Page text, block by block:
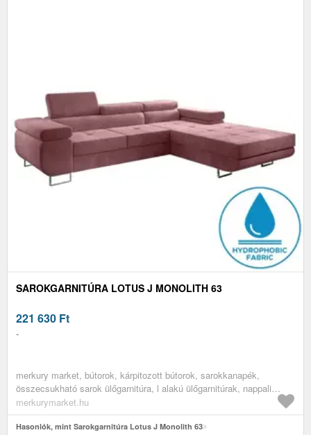
SAROKGARNITÚRA LOTUS J MONOLITH 63
221 630 Ft
-
merkury market, bútorok, kárpitozott bútorok, sarokkanapék,
összecsukható sarok ülőgarnitúra, l alakú ülőgarnitúrak, nappali
bútorok, sarokülőgarnitúrák, sarokkanapék alvó funkcióval, modern
termék
merkurymarket.hu
Hasonlók, mint Sarokgarnitúra Lotus J Monolith 63